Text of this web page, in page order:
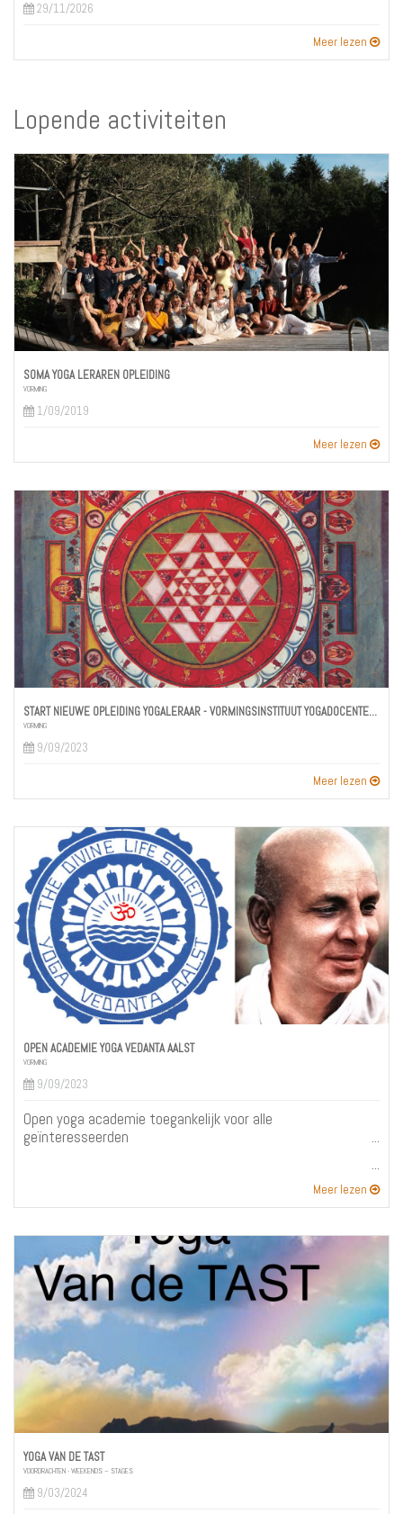
29/11/2026
Meer lezen
Lopende activiteiten
SOMA YOGA LERAREN OPLEIDING
VORMING
1/09/2019
Meer lezen
START NIEUWE OPLEIDING YOGALERAAR - VORMINGSINSTITUUT YOGADOCENTEN - HADE DE NÈVE -ZOLDER
VORMING
9/09/2023
Meer lezen
OPEN ACADEMIE YOGA VEDANTA AALST
VORMING
9/09/2023
Open yoga academie toegankelijk voor alle
geïnteresseerden
Meer lezen
YOGA VAN DE TAST
VOORDRACHTEN - WEEKENDS – STAGES
9/03/2024